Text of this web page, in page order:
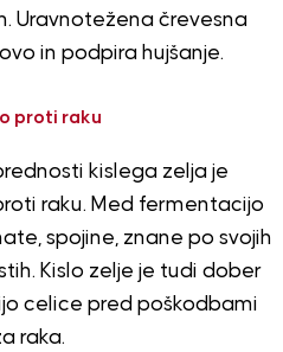
Uravnotežena črevesna
in podpira hujšanje.
proti raku
kislega zelja je
raku. Med fermentacijo
spojine, znane po svojih
Kislo zelje je tudi dober
celice pred poškodbami
raka.